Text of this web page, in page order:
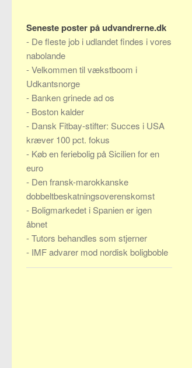
Seneste poster på udvandrerne.dk
- De fleste job i udlandet findes i vores
nabolande
-Velkommen til vækstboom i
Udkantsnorge
- Banken grinede ad os
- Boston kalder
- Dansk Fitbay-stifter: Succes i USA
kræver 100 pct. fokus
- Køb en feriebolig på Sicilien for en
euro
- Den fransk-marokkanske
dobbeltbeskatningsoverenskomst
- Boligmarkedet i Spanien er igen
åbnet
-Tutors behandles som stjerner
- IMF advarer mod nordisk boligboble